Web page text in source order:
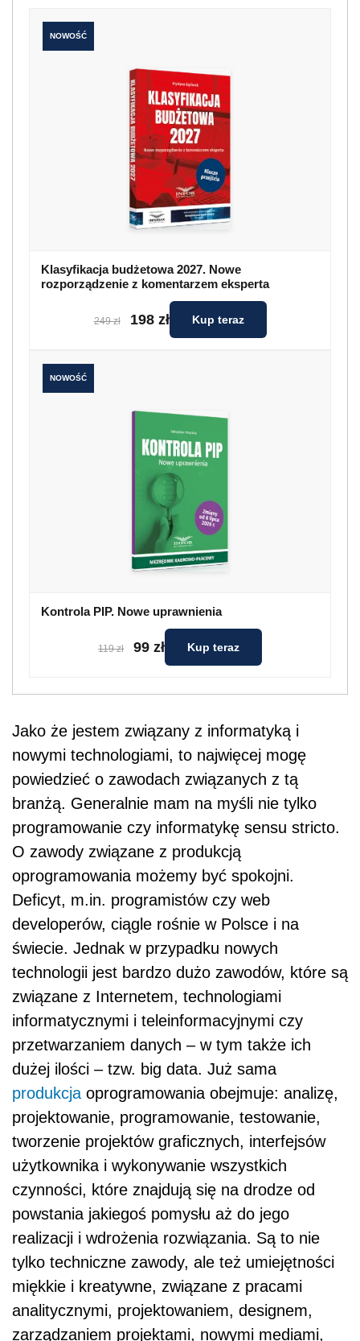
NOWOŚĆ
Klasyfikacja budżetowa 2027. Nowe
rozporządzenie z komentarzem eksperta
249 zł 198 zł Kup teraz
NOWOŚĆ
Kontrola PIP. Nowe uprawnienia
119 zł 99 zł Kup teraz
Jako że jestem związany z informatyką i
nowymi technologiami, to najwięcej mogę
powiedzieć o zawodach związanych z tą
branżą. Generalnie mam na myśli nie tylko
programowanie czy informatykę sensu stricto.
O zawody związane z produkcją
oprogramowania możemy być spokojni.
Deficyt, m.in. programistów czy web
developerów, ciągle rośnie w Polsce i na
świecie. Jednak w przypadku nowych
technologii jest bardzo dużo zawodów, które są
związane z Internetem, technologiami
informatycznymi i teleinformacyjnymi czy
przetwarzaniem danych – w tym także ich
dużej ilości – tzw. big data. Już sama
produkcja oprogramowania obejmuje: analizę,
projektowanie, programowanie, testowanie,
tworzenie projektów graficznych, interfejsów
użytkownika i wykonywanie wszystkich
czynności, które znajdują się na drodze od
powstania jakiegoś pomysłu aż do jego
realizacji i wdrożenia rozwiązania. Są to nie
tylko techniczne zawody, ale też umiejętności
miękkie i kreatywne, związane z pracami
analitycznymi, projektowaniem, designem,
zarządzaniem projektami, nowymi mediami,